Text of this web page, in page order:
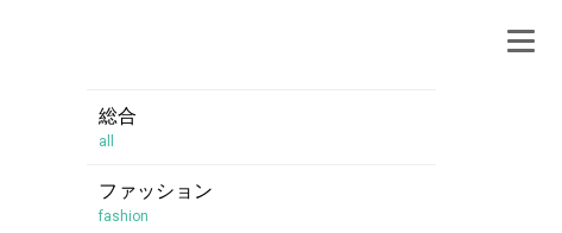
総合
all
ファッション
fashion